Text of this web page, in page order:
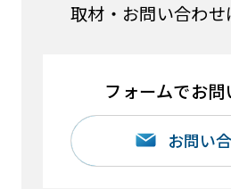
取材・お問い合わせ
フォームでお
お問い